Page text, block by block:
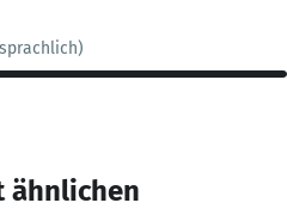
ähnlichen